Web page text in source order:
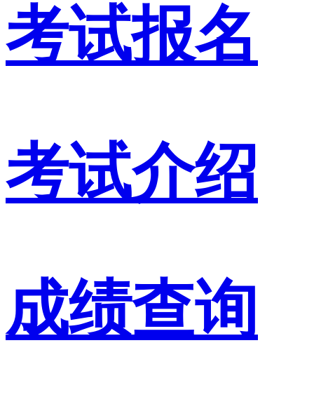
考试报名
考试介绍
成绩查询